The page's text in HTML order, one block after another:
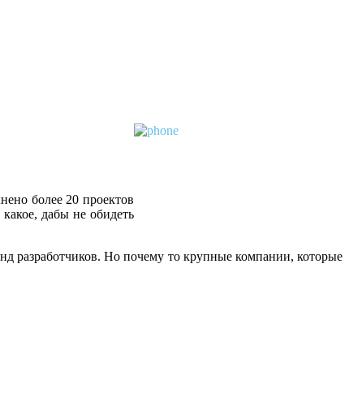
более 20 проектов
дабы не обидеть
разработчиков. Но почему то крупные компании, которые